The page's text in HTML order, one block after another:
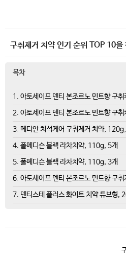
구취제거 치약 인기 순위 TOP 10을
목차
1. 아토세이프 덴티 본조르노 민트향 구
2. 아토세이프 덴티 본조르노 민트향 구
3. 메디안 치석케어 구취제거 치약,
4. 폴메디슨 블랙 라차치약, 110g, 5개
5. 폴메디슨 블랙 라차치약, 110g, 3개
6. 아토세이프 덴티 본조르노 민트향 구
7. 덴티스테 플러스 화이트 치약 튜브형,